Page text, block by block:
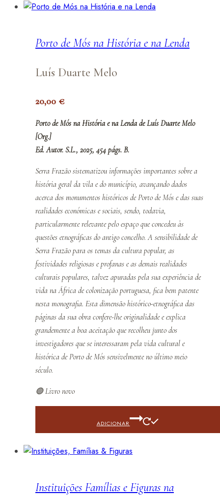
Porto de Mós na História e na Lenda
Luís Duarte Melo
20,00 €
Porto de Mós na História e na Lenda de Luís Duarte Melo
[Org.]
Ed. Autor. S.L., 2025, 454 págs. B.
Serra Frazão sistematizou informações importantes sobre a
história geral da vila e do município, avançando dados
acerca dos monumentos históricos de Porto de Mós e das suas
realidades económicas e sociais, sendo, todavia,
particularmente relevante pelo espaço que concedeu às
questões etnográficas do antigo concelho. A sensibilidade de
Serra Frazão para os temas da cultura popular, as
festividades religiosas e profanas e as demais realidades
culturais populares, talvez apuradas pela sua experiência de
vida na África de colonização portuguesa, fica bem patente
nesta monografia. Esta dimensão histórico-etnográfica das
páginas da sua obra confere-lhe originalidade e explica
grandemente a boa aceitação que recolheu junto dos
investigadores que se interessaram pela vida cultural e
histórica de Porto de Mós sensivelmente no último meio
século.
🟢 Livro novo
ADICIONAR
Instituições Famílias e Figuras na